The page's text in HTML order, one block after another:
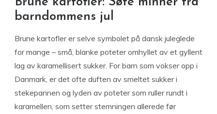
barndommens jul
Brune kartofler er selve symbolet på dansk juleglede
for mange – små, blanke poteter omhyllet av et gyllent
lag av karamellisert sukker. For barn som vokser opp i
Danmark, er det ofte duften av smeltet sukker i
stekepannen og lyden av poteter som ruller rundt i
karamellen, som setter stemningen allerede før